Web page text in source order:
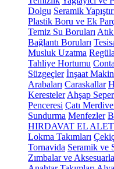
Dolgu Seramik
Plastik Boru ve Ek
Temiz Su Boruları
Bağlantı Boruları
Musluk Uzatma
Tahliye Hortumu Conta
Süzgeçler İnşaat
Arabaları Caraskallar
Keresteler Ahşap
Penceresi Çatı
Sundurma Menfezler
HIRDAVAT EL
Lokma Takımları
Tornavida Seramik ve
Zımbalar ve